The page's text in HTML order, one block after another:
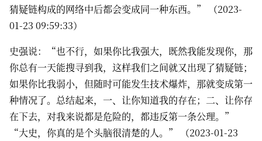
猜疑链构成的网络中后都会变成同一种东西。” （2023-
01-23 09:59:33）
史强说：“也不行，如果你比我强大，既然我能发现你，那
你总有一天能搜寻到我，这样我们之间就又出现了猜疑链；
如果你比我弱小，但随时可能发生技术爆炸，那就变成第一
种情况了。总结起来，一、让你知道我的存在；二、让你存
在下去，对我来说都是危险的，都违反第一条公理。”
“大史，你真的是个头脑很清楚的人。” （2023-01-23